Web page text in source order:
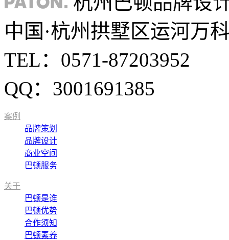
中国·杭州拱墅区运河万
TEL：0571-87203952
QQ：3001691385
案例
品牌策划
品牌设计
商业空间
巴顿服务
关于
巴顿是谁
巴顿优势
合作须知
巴顿素养